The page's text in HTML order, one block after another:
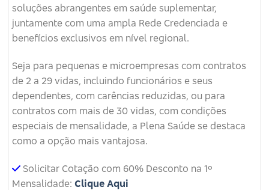
soluções abrangentes em saúde suplementar,
juntamente com uma ampla Rede Credenciada e
benefícios exclusivos em nível regional.
Seja para pequenas e microempresas com contratos
de 2 a 29 vidas, incluindo funcionários e seus
dependentes, com carências reduzidas, ou para
contratos com mais de 30 vidas, com condições
especiais de mensalidade, a Plena Saúde se destaca
como a opção mais vantajosa.
Solicitar Cotação com 60% Desconto na 1º
Mensalidade: Clique Aqui